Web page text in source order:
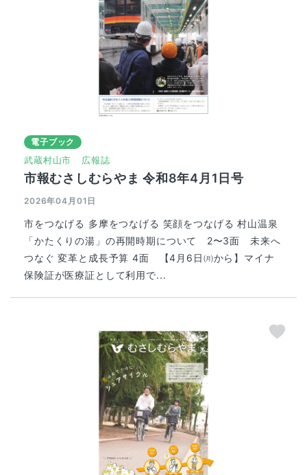
電子ブック
武蔵村山市 広報誌
市報むさしむらやま 令和8年4月1日号
2026年04月01日
市をつなげる 多摩をつなげる 笑顔をつなげる 村山温泉
「かたくりの湯」の再開時期について 2〜3面 未来へ
つなぐ 変革と成長予算 4面 【4月6日㈪から】マイナ
保険証が医療証として利用で...